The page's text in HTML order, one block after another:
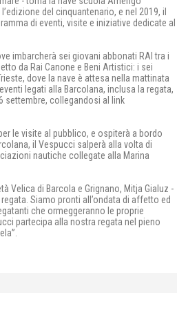
del cinquantenario, e nel 2019, il
di eventi, visite e iniziative dedicate al
imbarcherà sei giovani abbonati RAI tra i
da Rai Canone e Beni Artistici: i sei
dove la nave è attesa nella mattinata
legati alla Barcolana, inclusa la regata,
settembre, collegandosi al link
le visite al pubblico, e ospiterà a bordo
il Vespucci salperà alla volta di
nautiche collegate alla Marina
Velica di Barcola e Grignano, Mitja Gialuz -
Siamo pronti all’ondata di affetto ed
che ormeggeranno le proprie
partecipa alla nostra regata nel pieno